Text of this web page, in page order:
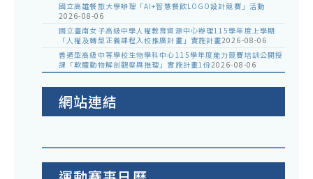
國立高雄餐旅大學辦理「AI+智慧餐飲LOGO設計競賽」活動
2026-08-06
國立臺南女子高級中學人權教育資源中心辦理115學年度上學期
「人權及轉型正義課程入校推廣計畫」實施計畫2026-08-06
普通型高級中等學校生物學科中心115學年度能力競賽培訓公開授
課「軟體動物解剖觀察與推理」實施計畫1份2026-08-06
網站連結